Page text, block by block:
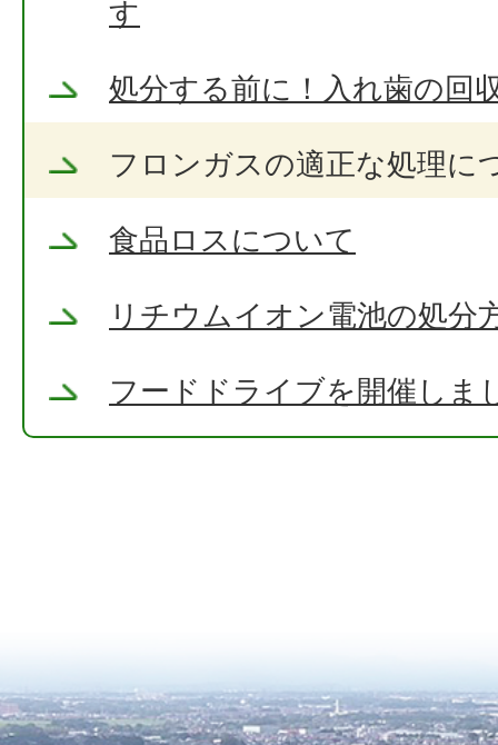
す
処分する前に！入れ歯の回
フロンガスの適正な処理に
食品ロスについて
リチウムイオン電池の処分
フードドライブを開催しま